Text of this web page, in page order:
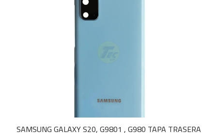
SAMSUNG GALAXY S20, G9801 , G980 TAPA TRASERA